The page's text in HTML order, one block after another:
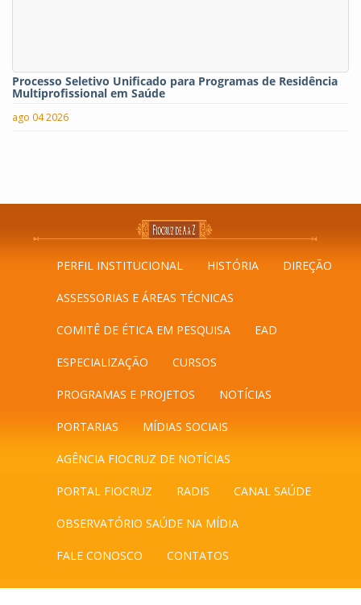
Processo Seletivo Unificado para Programas de Residência
Multiprofissional em Saúde
ago 04 2026
PERFIL INSTITUCIONAL HISTÓRIA DIREÇÃO
ASSESSORIAS E ÁREAS TÉCNICAS
COMITÊ DE ÉTICA EM PESQUISA EAD
ESPECIALIZAÇÃO CURSOS
PROGRAMAS E PROJETOS NOTÍCIAS
PORTARIAS MÍDIAS SOCIAIS
AGÊNCIA FIOCRUZ DE NOTÍCIAS
PORTAL FIOCRUZ RADIS CANAL SAÚDE
OBSERVATÓRIO SAÚDE NA MÍDIA
FALE CONOSCO CONTATOS